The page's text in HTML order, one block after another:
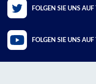
FOLGEN SIE UNS
FOLGEN SIE UNS